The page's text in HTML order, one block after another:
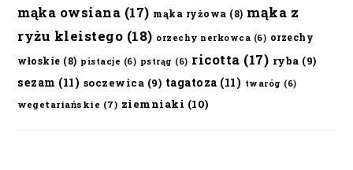
mąka owsiana (17) mąka ryżowa (8) mąka z
ryżu kleistego (18) orzechy nerkowca (6) orzechy
włoskie (8) pistacje (6) pstrąg (6) ricotta (17) ryba (9)
sezam (11) soczewica (9) tagatoza (11) twaróg (6)
wegetariańskie (7) ziemniaki (10)